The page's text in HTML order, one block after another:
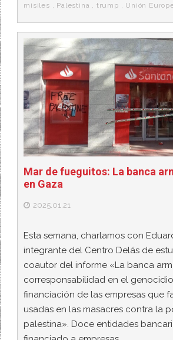
misiles , Palestina , trump , Unión
Mar de fueguitos: La banca
en Gaza
2025.01.21
Esta semana, charlamos con
integrante del Centro Delás de
coautor del informe «La banca
corresponsabilidad en el
financiación de las empresas que
usadas en las masacres contra la
palestina». Doce entidades